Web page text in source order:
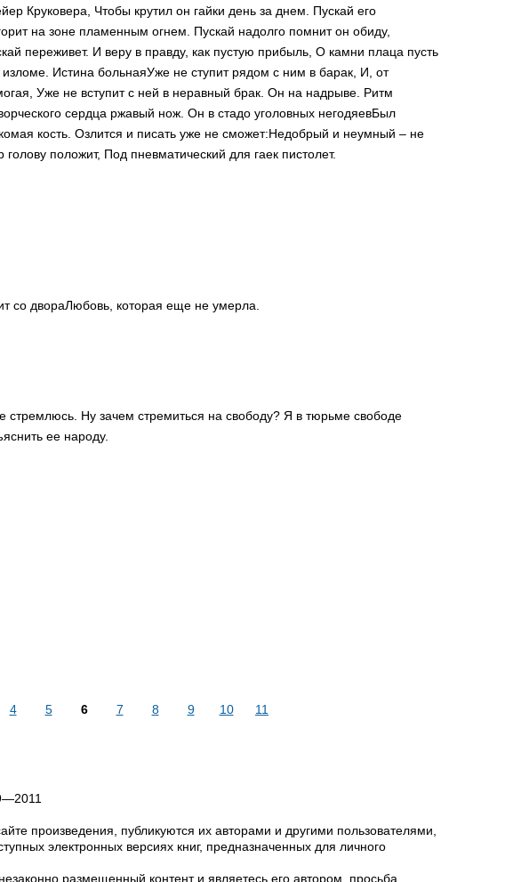
Круковера, Чтобы крутил он гайки день за днем. Пускай его
на зоне пламенным огнем. Пускай надолго помнит он обиду,
переживет. И веру в правду, как пустую прибыль, О камни плаца пусть
Истина больнаяУже не ступит рядом с ним в барак, И, от
Уже не вступит с ней в неравный брак. Он на надрыве. Ритм
сердца ржавый нож. Он в стадо уголовных негодяевБыл
кость. Озлится и писать уже не сможет:Недобрый и неумный – не
голову положит, Под пневматический для гаек пистолет.
со двораЛюбовь, которая еще не умерла.
стремлюсь. Ну зачем стремиться на свободу? Я в тюрьме свободе
ее народу.
4 5 6 7 8 9 10
11
произведения, публикуются их авторами и другими пользователями,
электронных версиях книг, предназначенных для личного
размещенный контент и являетесь его автором, просьба